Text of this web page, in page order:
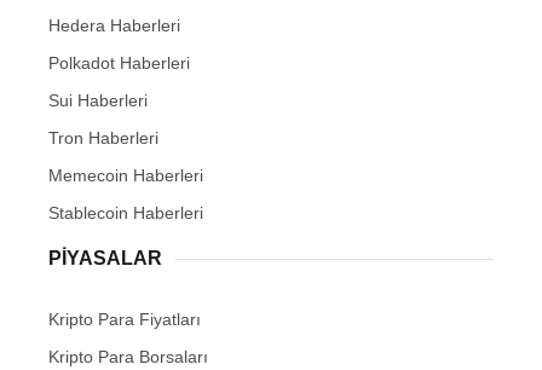
Hedera Haberleri
Polkadot Haberleri
Sui Haberleri
Tron Haberleri
Memecoin Haberleri
Stablecoin Haberleri
PIYASALAR
Kripto Para Fiyatları
Kripto Para Borsaları